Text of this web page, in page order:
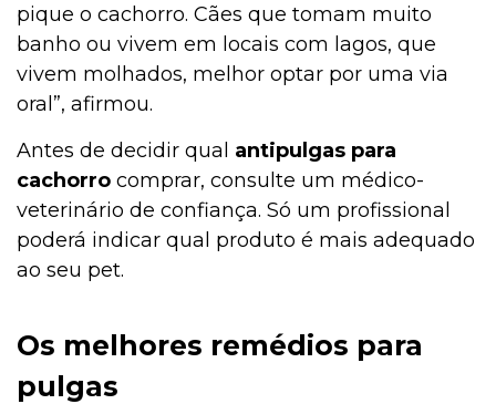
pique o cachorro. Cães que tomam muito
banho ou vivem em locais com lagos, que
vivem molhados, melhor optar por uma via
oral”, afirmou.
Antes de decidir qual antipulgas para
cachorro comprar, consulte um médico-
veterinário de confiança. Só um profissional
poderá indicar qual produto é mais adequado
ao seu pet.
Os melhores remédios para
pulgas